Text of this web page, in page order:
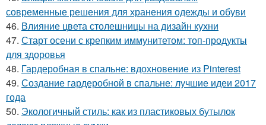
современные решения для хранения одежды и обуви
46. Влияние цвета столешницы на дизайн кухни
47. Старт осени с крепким иммунитетом: топ-продукты
для здоровья
48. Гардеробная в спальне: вдохновение из Pinterest
49. Создание гардеробной в спальне: лучшие идеи 2017
года
50. Экологичный стиль: как из пластиковых бутылок